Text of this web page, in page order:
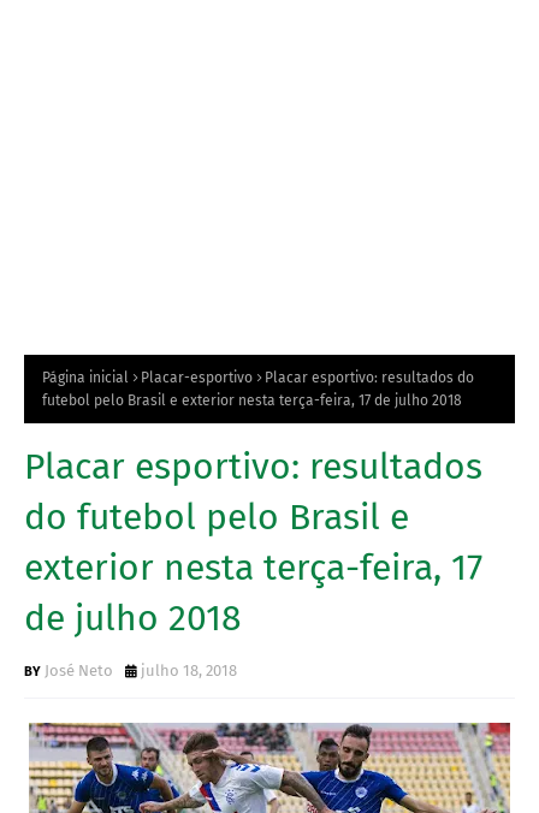
Página inicial Placar-esportivo
Placar esportivo: resultados do
futebol pelo Brasil e exterior nesta terça-feira, 17 de julho 2018
Placar esportivo: resultados
do futebol pelo Brasil e
exterior nesta terça-feira, 17
de julho 2018
José Neto julho 18, 2018